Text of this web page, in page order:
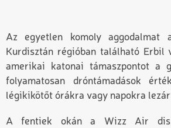
Az egyetlen komoly aggodalmat
Kurdisztán régióban található Erbil
amerikai katonai támaszpontot a
folyamatosan dróntámadások
légikikötőt órákra vagy napokra
A fentiek okán a Wizz Air